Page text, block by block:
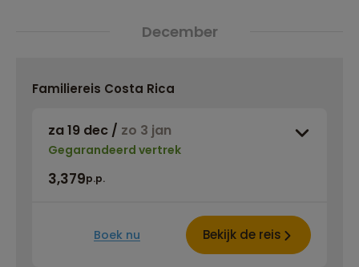
December
Familiereis Costa Rica
za 19 dec / zo 3 jan
Gegarandeerd vertrek
3,379p.p.
Boek nu Bekijk de reis